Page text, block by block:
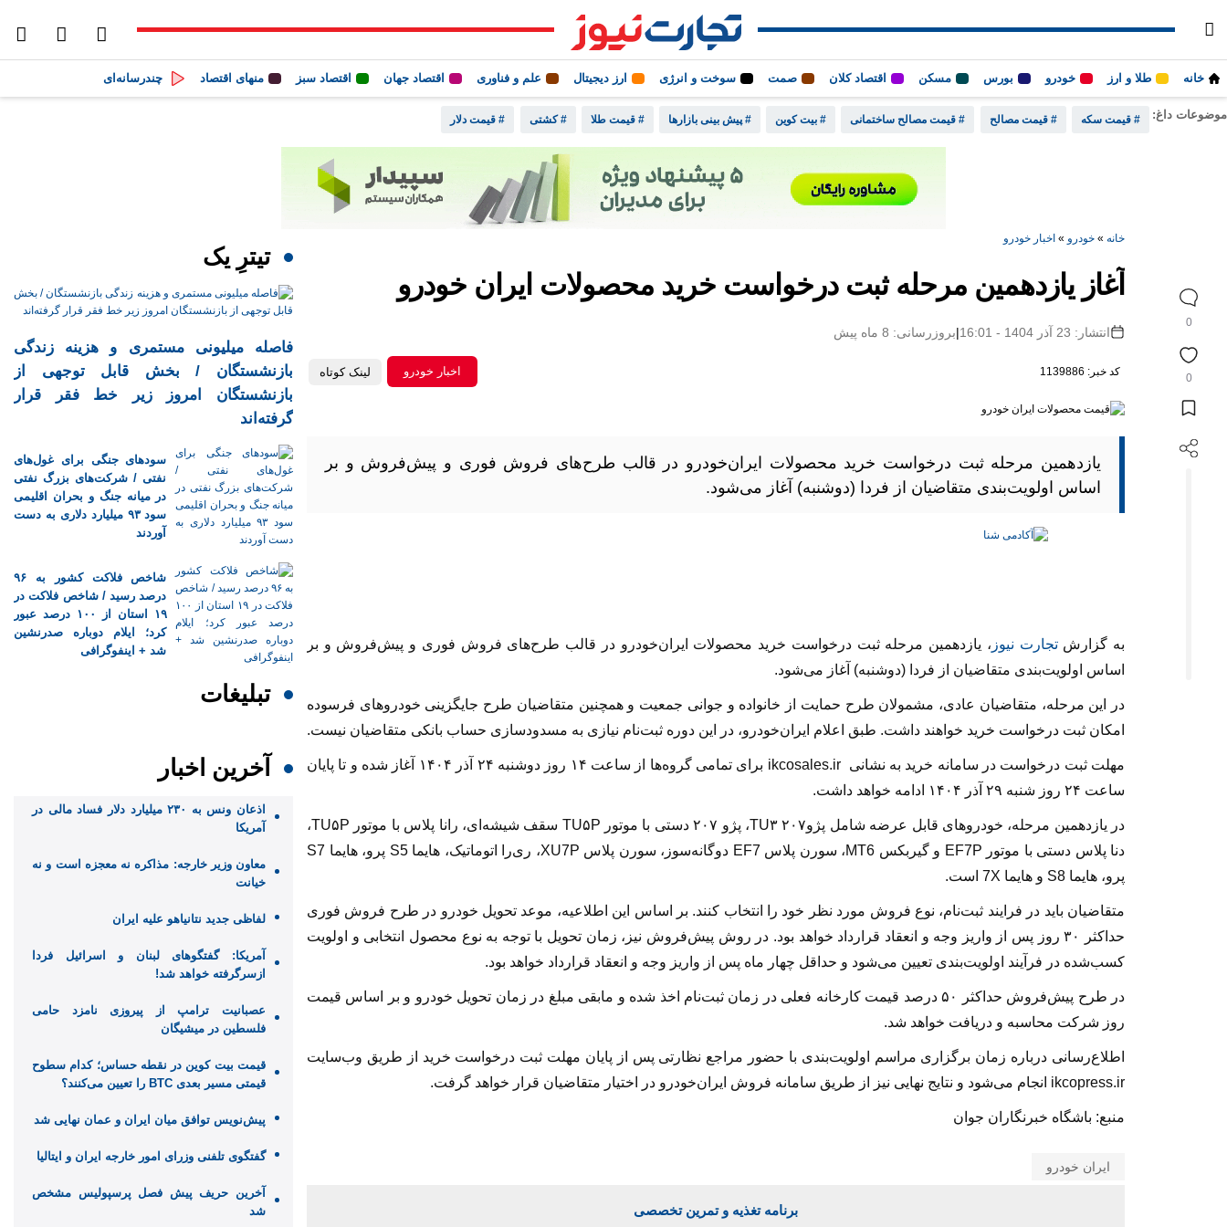
خانه طلا و ارز خودرو بورس مسکن اقتصاد کلان صمت سوخت و انرژی ارز دیجیتال علم و فناوری اقتصاد جهان اقتصاد سبز منهای اقتصاد چندرسانه‌ای
موضوعات داغ: # قیمت سکه # قیمت مصالح # قیمت مصالح ساختمانی # بیت کوین # پیش بینی بازارها # قیمت طلا # کشتی # قیمت دلار
0
0
خانه » خودرو » اخبار خودرو
آغاز یازدهمین مرحله ثبت درخواست خرید محصولات ایران خودرو
انتشار: 23 آذر 1404 - 16:01 |بروزرسانی: 8 ماه پیش
کد خبر: 1139886 اخبار خودرو لینک کوتاه
یازدهمین مرحله ثبت درخواست خرید محصولات ایران‌خودرو در قالب طرح‌های فروش فوری و پیش‌فروش و بر
اساس اولویت‌بندی متقاضیان از فردا (دوشنبه) آغاز می‌شود.
به گزارشتجارت نیوز ، یازدهمین مرحله ثبت درخواست خرید محصولات ایران‌خودرو در قالب طرح‌های فروش فوری و پیش‌فروش و بر
اساس اولویت‌بندی متقاضیان از فردا (دوشنبه) آغاز می‌شود.
در این مرحله، متقاضیان عادی، مشمولان طرح حمایت از خانواده و جوانی جمعیت و همچنین متقاضیان طرح جایگزینی خودروهای فرسوده
امکان ثبت درخواست خرید خواهند داشت. طبق اعلام ایران‌خودرو، در این دوره ثبت‌نام نیازی به مسدودسازی حساب بانکی متقاضیان نیست.
مهلت ثبت درخواست در سامانه خرید به نشانی ikcosales.ir برای تمامی گروه‌ها از ساعت ۱۴ روز دوشنبه ۲۴ آذر ۱۴۰۴ آغاز شده و تا پایان
ساعت ۲۴ روز شنبه ۲۹ آذر ۱۴۰۴ ادامه خواهد داشت.
در یازدهمین مرحله، خودروهای قابل عرضه شامل پژو۲۰۷ TU۳، پژو ۲۰۷ دستی با موتور TU۵P سقف شیشه‌ای، رانا پلاس با موتور TU۵P،
دنا پلاس دستی با موتور EF7P و گیربکس MT6، سورن پلاس EF7 دوگانه‌سوز، سورن پلاس XU7P، ری‌را اتوماتیک، هایما S5 پرو، هایما S7
پرو، هایما S8 و هایما 7X است.
متقاضیان باید در فرایند ثبت‌نام، نوع فروش مورد نظر خود را انتخاب کنند. بر اساس این اطلاعیه، موعد تحویل خودرو در طرح فروش فوری
حداکثر ۳۰ روز پس از واریز وجه و انعقاد قرارداد خواهد بود. در روش پیش‌فروش نیز، زمان تحویل با توجه به نوع محصول انتخابی و اولویت
کسب‌شده در فرآیند اولویت‌بندی تعیین می‌شود و حداقل چهار ماه پس از واریز وجه و انعقاد قرارداد خواهد بود.
در طرح پیش‌فروش حداکثر ۵۰ درصد قیمت کارخانه فعلی در زمان ثبت‌نام اخذ شده و مابقی مبلغ در زمان تحویل خودرو و بر اساس قیمت
روز شرکت محاسبه و دریافت خواهد شد.
اطلاع‌رسانی درباره زمان برگزاری مراسم اولویت‌بندی با حضور مراجع نظارتی پس از پایان مهلت ثبت درخواست خرید از طریق وب‌سایت
ikcopress.ir انجام می‌شود و نتایج نهایی نیز از طریق سامانه فروش ایران‌خودرو در اختیار متقاضیان قرار خواهد گرفت.
منبع: باشگاه خبرنگاران جوان
ایران خودرو
برنامه تغذیه و تمرین تخصصی
تیترِ یک
فاصله میلیونی مستمری و هزینه زندگی
بازنشستگان / بخش قابل توجهی از
بازنشستگان امروز زیر خط فقر قرار
گرفته‌اند
سودهای جنگی برای غول‌های
نفتی / شرکت‌های بزرگ نفتی
در میانه جنگ و بحران اقلیمی
سود ۹۳ میلیارد دلاری به دست
آوردند
شاخص فلاکت کشور به ۹۶
درصد رسید / شاخص فلاکت در
۱۹ استان از ۱۰۰ درصد عبور
کرد؛ ایلام دوباره صدرنشین
شد + اینفوگرافی
تبلیغات
آخرین اخبار
اذعان ونس به ۲۳۰ میلیارد دلار فساد مالی در
آمریکا
معاون وزیر خارجه: مذاکره نه معجزه است و نه
خیانت
لفاظی جدید نتانیاهو علیه ایران
آمریکا: گفتگوهای لبنان و اسرائیل فردا
ازسرگرفته خواهد شد!
عصبانیت ترامپ از پیروزی نامزد حامی
فلسطین در میشیگان
قیمت بیت کوین در نقطه حساس؛ کدام سطوح
قیمتی مسیر بعدی BTC را تعیین می‌کنند؟
پیش‌نویس توافق میان ایران و عمان نهایی شد
گفتگوی تلفنی وزرای امور خارجه ایران و ایتالیا
آخرین حریف پیش فصل پرسپولیس مشخص
شد